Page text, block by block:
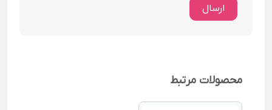
ارسال
محصولات مرتبط